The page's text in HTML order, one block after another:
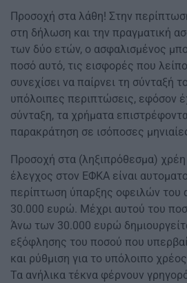
Προσοχή στα λάθη! Στην
στη δήλωση και την πραγματική
των δύο ετών, ο ασφαλισμένος
ποσό αυτό, τις εισφορές που
συνεχίσει να παίρνει τη σύνταξή
υπόλοιπες περιπτώσεις, εφόσον
σύνταξη, τα χρήματα
παρακράτηση σε ισόποσες
Προσοχή στα (ληξιπρόθεσμα)
έλεγχος στον ΕΦΚΑ είναι
περίπτωση ύπαρξης οφειλών του
30.000 ευρώ. Μέχρι αυτού του
Άνω των 30.000 ευρώ
εξόφλησης του ποσού που
και ρύθμιση για το υπόλοιπο
Τα ανήλικα τέκνα φέρνουν